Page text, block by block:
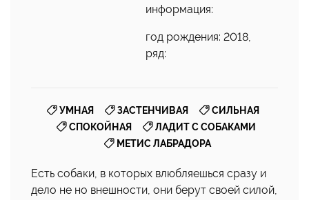
информация:
год рождения: 2018,
ряд:
УМНАЯ ЗАСТЕНЧИВАЯ СИЛЬНАЯ
СПОКОЙНАЯ, ЛАДИТ С СОБАКАМИ
МЕТИС ЛАБРАДОРА
Есть собаки, в которых влюбляешься сразу и
дело не но внешности, они берут своей силой,